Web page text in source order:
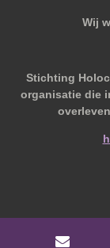
Wij
Stichting
organisatie die
© 2019 - 2026